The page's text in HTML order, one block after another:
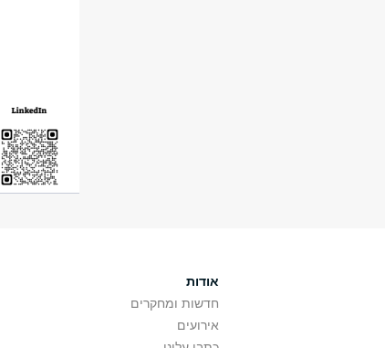
אודות
חדשות ומחקרים
אירועים